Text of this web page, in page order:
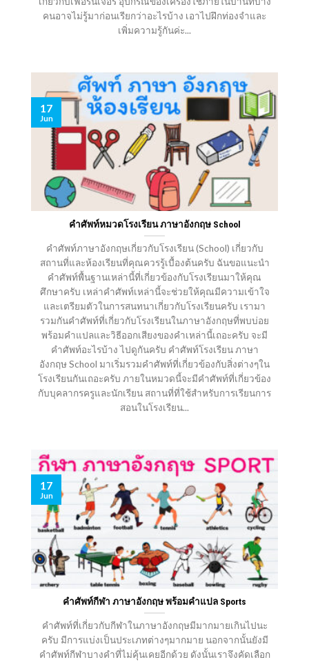
คนอาจไม่รู้มาก่อนเรียกว่าอะไรบ้าง เอาไปฝึกท่องจำและ
เพิ่มความรู้กันค่ะ...
คำศัพท์หมวดโรงเรียน ภาษาอังกฤษ School
คำศัพท์ภาษาอังกฤษเกี่ยวกับโรงเรียน (School) เกี่ยวกับ
สถานที่และห้องเรียนที่คุณควรรู้เบื้องต้นครับ ฉันขอแนะนำ
คำศัพท์พื้นฐานเหล่านี้ที่เกี่ยวข้องกับโรงเรียนมาให้คุณ
ศึกษาครับ เหล่าคำศัพท์เหล่านี้จะช่วยให้คุณมีความเข้าใจ
และเตรียมตัวในการสนทนาเกี่ยวกับโรงเรียนครับ เรามา
รวมกันคำศัพท์ที่เกี่ยวกับโรงเรียนในภาษาอังกฤษที่พบบ่อย
พร้อมคำแปลและวิธีออกเสียงของคำเหล่านี้เถอะครับ จะมี
คำศัพท์อะไรบ้าง ไปดูกันครับ คำศัพท์โรงเรียน ภาษา
อังกฤษ School มาเริ่มรวมคำศัพท์ที่เกี่ยวข้องกับสิ่งต่างๆใน
โรงเรียนกันเถอะครับ ภายในหมวดนี้จะมีคำศัพท์ที่เกี่ยวข้อง
กับบุคลากรครูและนักเรียน สถานที่ที่ใช้สำหรับการเรียนการ
สอนในโรงเรียน...
17
Jun
คำศัพท์กีฬา ภาษาอังกฤษ พร้อมคําแปล Sports
คำศัพท์ที่เกี่ยวกับกีฬาในภาษาอังกฤษมีมากมายเกินไปนะ
ครับ มีการแบ่งเป็นประเภทต่างๆมากมาย นอกจากนั้นยังมี
คำศัพท์กีฬาบางคำที่ไม่คุ้นเคยอีกด้วย ดังนั้นเราจึงคัดเลือก
17
Jun